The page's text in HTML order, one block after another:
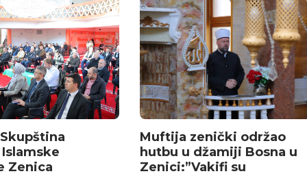
Zenica
Muftija zenički održao
hutbu u džamiji Bosna u
Zenici:”Vakifi su